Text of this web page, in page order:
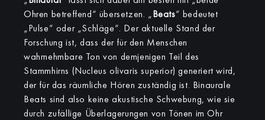
Ohren betreffend“ übersetzen. „Beats“ bedeutet
„Pulse“ oder „Schläge“. Der aktuelle Stand der
Forschung ist, dass der für den Menschen
wahrnehmbare Ton von demjenigen Teil des
Stammhirns (Nucleus olivaris superior) generiert wird,
der für das räumliche Hören zuständig ist. Binaurale
Beats sind also keine akustische Schwebung, wie sie
durch zufällige Überlagerungen von Tönen im Ohr